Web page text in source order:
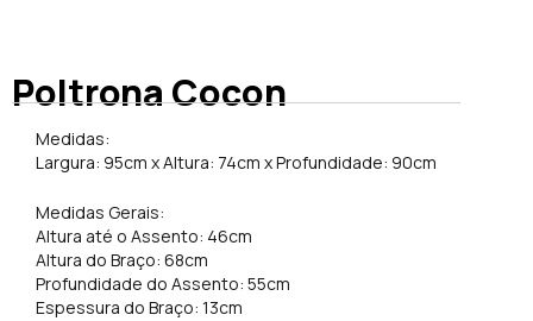
Poltrona Cocon
Medidas:
Largura: 95cm x Altura: 74cm x Profundidade: 90cm
Medidas Gerais:
Altura até o Assento: 46cm
Altura do Braço: 68cm
Profundidade do Assento: 55cm
Espessura do Braço: 13cm